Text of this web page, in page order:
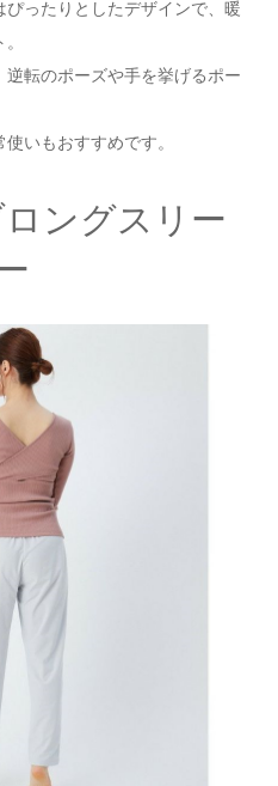
ったりとしたデザインで、暖
転のポーズや手を挙げるポー
いもおすすめです。
ロングスリー